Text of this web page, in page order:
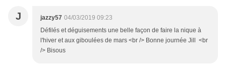
J jazzy57 04/03/2019 09:23
Défilés et déguisements une belle façon de faire la nique à
l'hiver et aux giboulées de mars <br /> Bonne journée Jill <br
/> Bisous